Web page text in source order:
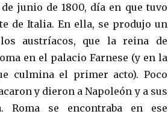
junio de 1800, día en que tuvo
de Italia. En ella, se produjo un
austríacos, que la reina de
en el palacio Farnese (y en la
culmina el primer acto). Poco
y dieron a Napoleón y a sus
Roma se encontraba en ese